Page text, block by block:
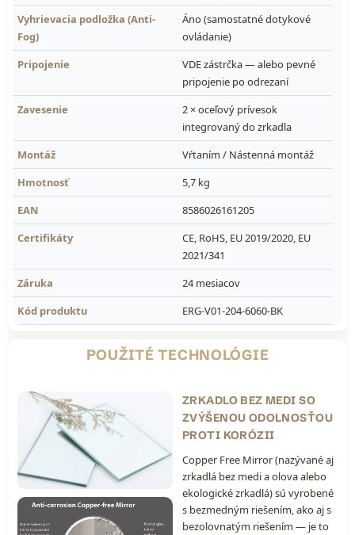
Vyhrievacia podložka (Anti-
Fog)
Áno (samostatné dotykové
ovládanie)
Pripojenie
VDE zástrčka — alebo pevné
pripojenie po odrezaní
Zavesenie
2 × oceľový prívesok
integrovaný do zrkadla
Montáž
Vŕtaním / Nástenná montáž
Hmotnosť
5,7 kg
EAN
8586026161205
Certifikáty
CE, RoHS, EU 2019/2020, EU
2021/341
Záruka
24 mesiacov
Kód produktu
ERG-V01-204-6060-BK
POUŽITÉ TECHNOLÓGIE
ZRKADLO BEZ MEDI SO
ZVÝŠENOU ODOLNOSŤOU
PROTI KORÓZII
Copper Free Mirror (nazývané aj
zrkadlá bez medi a olova alebo
ekologické zrkadlá) sú vyrobené
s bezmedným riešením, ako aj s
bezolovnatým riešením — je to